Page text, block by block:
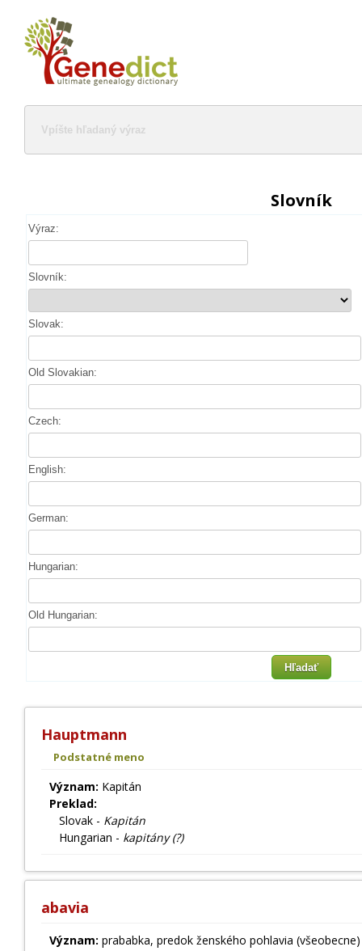
Slovník
Výraz:
Slovník:
Slovak:
Old Slovakian:
Czech:
English:
German:
Hungarian:
Old Hungarian:
Hľadať
Hauptmann
Podstatné meno
Význam: Kapitán
Preklad:
Slovak - Kapitán
Hungarian - kapitány (?)
abavia
Význam: prababka, predok ženského pohlavia (všeobecne)